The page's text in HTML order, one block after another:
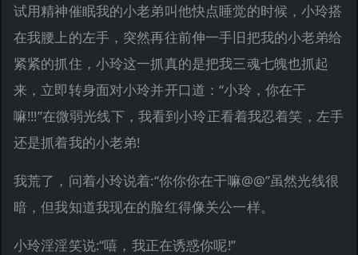
试用精神催眠我的小老弟叫他快点睡觉的时候，小玲搭
在我腰上的左手，突然再往前伸一手旧把我的小老弟给
紧紧的抓住，小玲这一抓真的是把我三魂七魄也抓起
来，立即转身面对小玲并开口道：“小玲，你在干
嘛!!!”在微弱光线下，我看到小玲正看着我忍着笑，左手
还是抓着我的小老弟!
我荒了，问着小玲说着:“你你你在干嘛@@”虽然光线很
暗，但我知道我现在的脸红得像关公一样。
小玲淫淫笑说:“嘻，我正在诱惑你呢!”